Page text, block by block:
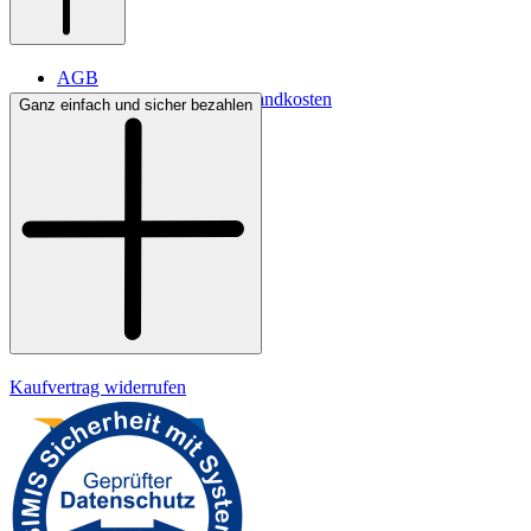
AGB
Lieferbedingungen & Versandkosten
Bezahlung
Ganz einfach und sicher bezahlen
Kaufvertrag widerrufen